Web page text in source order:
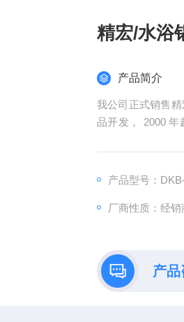
精宏/水浴
产品简介
我公司正式销售
品开发， 2000 年
产品型号：
厂商性质：经销
产品